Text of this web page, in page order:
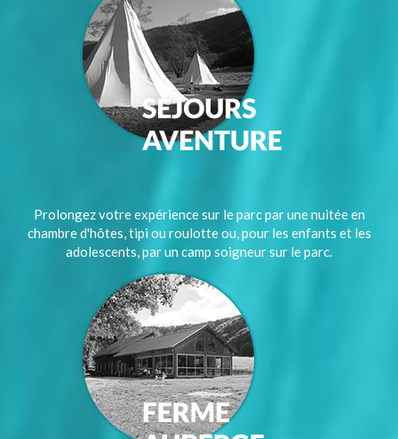
Prolongez votre expérience sur le parc par une nuitée en
chambre d'hôtes, tipi ou roulotte ou, pour les enfants et les
adolescents, par un camp soigneur sur le parc.